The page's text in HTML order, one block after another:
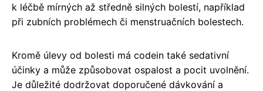
k léčbě mírných až středně silných bolestí, například
při zubních problémech či menstruačních bolestech.
Kromě úlevy od bolesti má codein také sedativní
účinky a může způsobovat ospalost a pocit uvolnění.
Je důležité dodržovat doporučené dávkování a